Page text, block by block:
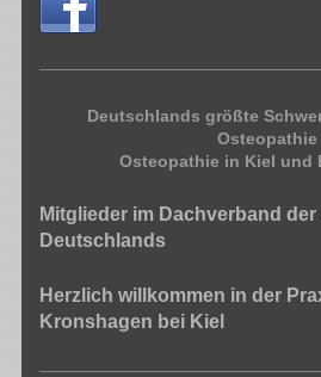
Deutschlands größte
Osteopathie
Osteopathie in Kiel und
Mitglieder im Dachverband
Deutschlands
Herzlich willkommen in der
Kronshagen bei Kiel